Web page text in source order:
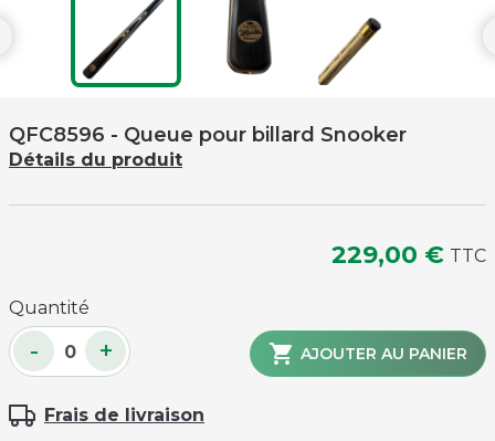
QFC8596 - Queue pour billard Snooker
Détails du produit
229,00 € TTC
Quantité
- +  AJOUTER AU PANIER
Frais de livraison